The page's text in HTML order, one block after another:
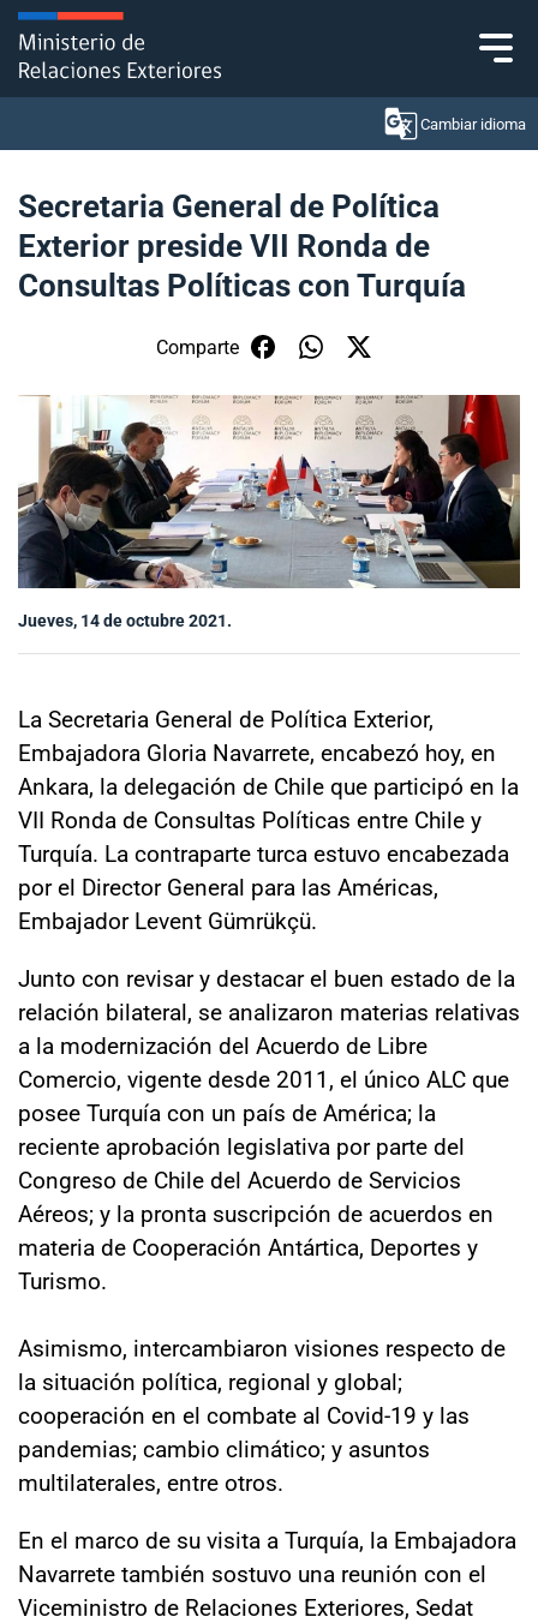
Click acá para ir directamente al contenido
Cambiar idioma
Ministerio
Política Exterior
Embajadas y consulados
Servicios ciudadanos
Subsecretaría de Relaciones Económicas
Internacionales
Sala de prensa
Secretaria General de Política
Exterior preside VII Ronda de
Consultas Políticas con Turquía
Comparte
Jueves, 14 de octubre 2021.
La Secretaria General de Política Exterior,
Embajadora Gloria Navarrete, encabezó hoy, en
Ankara, la delegación de Chile que participó en la
VII Ronda de Consultas Políticas entre Chile y
Turquía. La contraparte turca estuvo encabezada
por el Director General para las Américas,
Embajador Levent Gümrükçü.
Junto con revisar y destacar el buen estado de la
relación bilateral, se analizaron materias relativas
a la modernización del Acuerdo de Libre
Comercio, vigente desde 2011, el único ALC que
posee Turquía con un país de América; la
reciente aprobación legislativa por parte del
Congreso de Chile del Acuerdo de Servicios
Aéreos; y la pronta suscripción de acuerdos en
materia de Cooperación Antártica, Deportes y
Turismo.
Asimismo, intercambiaron visiones respecto de
la situación política, regional y global;
cooperación en el combate al Covid-19 y las
pandemias; cambio climático; y asuntos
multilaterales, entre otros.
En el marco de su visita a Turquía, la Embajadora
Navarrete también sostuvo una reunión con el
Viceministro de Relaciones Exteriores, Sedat